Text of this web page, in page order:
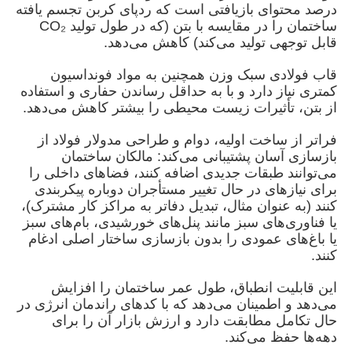
دربارهی ما
کارخانه تور
کنترل کیفیت
تماس با ما
اخبار
همه موارد
درخواست نقل قول
درصد محتوای بازیافتی است که ردپای کربن تجسم یافته
ساختمان را در مقایسه با بتن (که در طول تولید CO₂
قابل توجهی تولید می‌کند) کاهش می‌دهد.
قاب فولادی سبک وزن همچنین به مواد فونداسیون
کمتری نیاز دارد و با به حداقل رساندن حفاری و استفاده
از بتن، تأثیرات زیست محیطی را بیشتر کاهش می‌دهد.
فراتر از ساخت اولیه، دوام و طراحی مدولار فولاد از
بازسازی آسان پشتیبانی می‌کند: مالکان ساختمان
می‌توانند طبقات جدیدی اضافه کنند، فضاهای داخلی را
برای نیازهای در حال تغییر مستأجران دوباره پیکربندی
کنند (به عنوان مثال، تبدیل دفاتر به مراکز کار مشترک)،
یا فناوری‌های سبز مانند پنل‌های خورشیدی، بام‌های سبز
یا باغ‌های عمودی را بدون بازسازی ساختار اصلی ادغام
کنند.
این قابلیت انطباق، طول عمر ساختمان را افزایش
می‌دهد و اطمینان می‌دهد که با کدهای راندمان انرژی در
حال تکامل مطابقت دارد و ارزش بازار آن را برای
دهه‌ها حفظ می‌کند.